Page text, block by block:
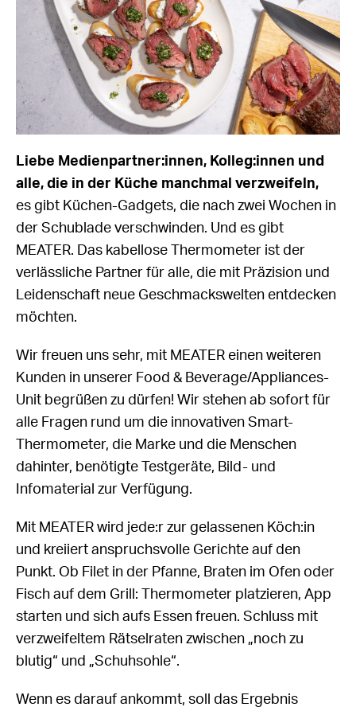
Liebe Medienpartner:innen, Kolleg:innen und
alle, die in der Küche manchmal verzweifeln,
es gibt Küchen-Gadgets, die nach zwei Wochen in
der Schublade verschwinden. Und es gibt
MEATER. Das kabellose Thermometer ist der
verlässliche Partner für alle, die mit Präzision und
Leidenschaft neue Geschmackswelten entdecken
möchten.
Wir freuen uns sehr, mit MEATER einen weiteren
Kunden in unserer Food & Beverage/Appliances-
Unit begrüßen zu dürfen! Wir stehen ab sofort für
alle Fragen rund um die innovativen Smart-
Thermometer, die Marke und die Menschen
dahinter, benötigte Testgeräte, Bild- und
Infomaterial zur Verfügung.
Mit MEATER wird jede:r zur gelassenen Köch:in
und kreiiert anspruchsvolle Gerichte auf den
Punkt. Ob Filet in der Pfanne, Braten im Ofen oder
Fisch auf dem Grill: Thermometer platzieren, App
starten und sich aufs Essen freuen. Schluss mit
verzweifeltem Rätselraten zwischen „noch zu
blutig“ und „Schuhsohle“.
Wenn es darauf ankommt, soll das Ergebnis